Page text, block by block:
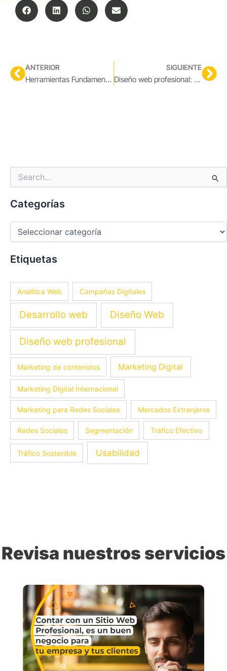
PrevANTERIOR
Herramientas Fundamentales en el Diseño Web Profesional: Guía Completa
SIGUIENTE
Diseño web profesional: Consejos y tendencias actuales
Buscar
por:
Categorías
Etiquetas
Analítica Web Campañas Digitales
Desarrollo web Diseño Web
Diseño web profesional
Marketing de contenidos Marketing Digital
Marketing Digital Internacional
Marketing para Redes Sociales Mercados Extranjeros
Redes Sociales Segmentación Tráfico Efectivo
Tráfico Sostenible Usabilidad
Revisa nuestros servicios